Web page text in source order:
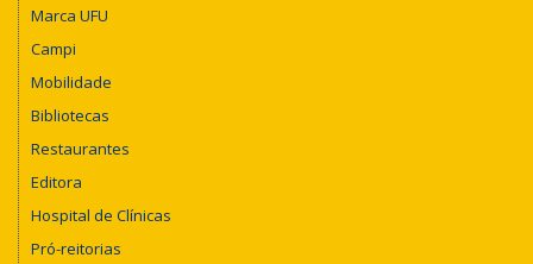
Marca UFU
Campi
Mobilidade
Bibliotecas
Restaurantes
Editora
Hospital de Clínicas
Pró-reitorias